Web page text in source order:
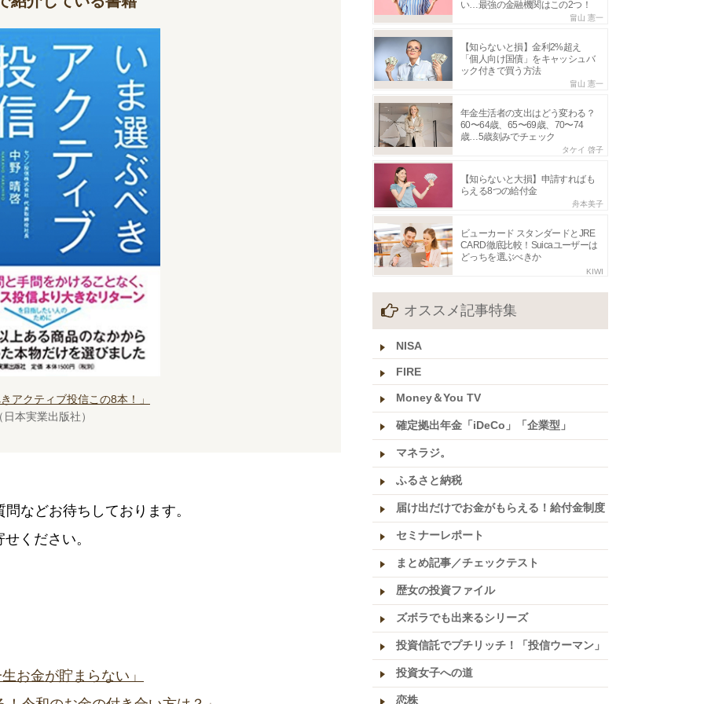
アクティブ投信この8本！」
日本実業出版社）
などお待ちしております。
ください。
お金が貯まらない」
い…最強の金融機関はこの2つ！
畠山 憲一
【知らないと損】金利2%超え
「個人向け国債」をキャッシュバ
ック付きで買う方法
畠山 憲一
年金生活者の支出はどう変わる？
60〜64歳、65〜69歳、70〜74
歳…5歳刻みでチェック
タケイ 啓子
【知らないと大損】申請すればも
らえる8つの給付金
舟本美子
ビューカード スタンダードとJRE
CARD徹底比較！Suicaユーザーは
どっちを選ぶべきか
KIWI
オススメ記事特集
NISA
FIRE
Money＆You TV
確定拠出年金「iDeCo」「企業型」
マネラジ。
ふるさと納税
届け出だけでお金がもらえる！給付金制度
セミナーレポート
まとめ記事／チェックテスト
歴女の投資ファイル
ズボラでも出来るシリーズ
投資信託でプチリッチ！「投信ウーマン」
投資女子への道
恋株